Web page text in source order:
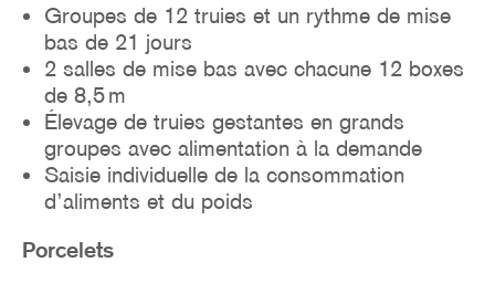
Groupes de 12 truies et un rythme de mise
bas de 21 jours
2 salles de mise bas avec chacune 12 boxes
de 8,5 m
Élevage de truies gestantes en grands
groupes avec alimentation à la demande
Saisie individuelle de la consommation
d’aliments et du poids
Porcelets